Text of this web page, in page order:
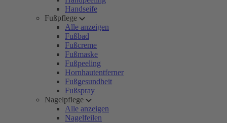
Handseife
Fußpflege
Alle anzeigen
Fußbad
Fußcreme
Fußmaske
Fußpeeling
Hornhautentferner
Fußgesundheit
Fußspray
Nagelpflege
Alle anzeigen
Nagelfeilen